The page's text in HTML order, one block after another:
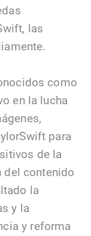
las
como
en la lucha
para
de la
del contenido
la
y la
y reforma